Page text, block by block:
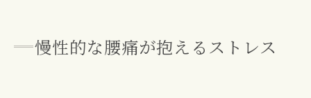
慢性的な腰痛が抱えるストレス